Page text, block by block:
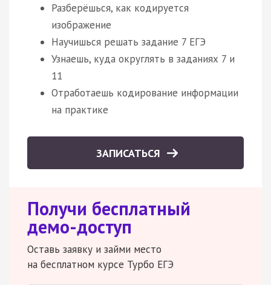
Разберёшься, как кодируется
изображение
Научишься решать задание 7 ЕГЭ
Узнаешь, куда округлять в заданиях 7 и
11
Отработаешь кодирование информации
на практике
ЗАПИСАТЬСЯ
Получи бесплатный
демо-доступ
Оставь заявку и займи место
на бесплатном курсе Турбо ЕГЭ